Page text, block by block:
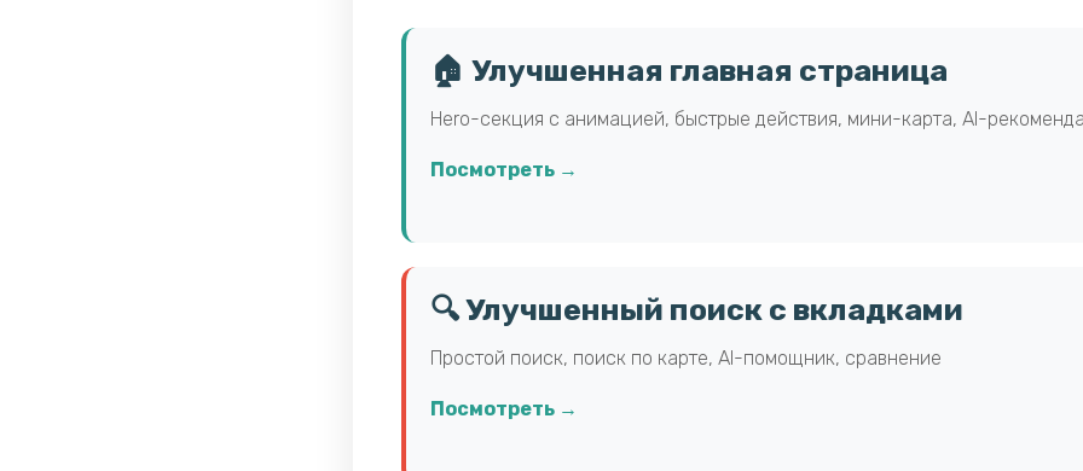
🏠 Улучшенная главная страница
Hero-секция с анимацией, быстрые действия, мини-карта, AI-
Посмотреть →
🔍 Улучшенный поиск с вкладками
Простой поиск, поиск по карте, AI-помощник, сравнение
Посмотреть →